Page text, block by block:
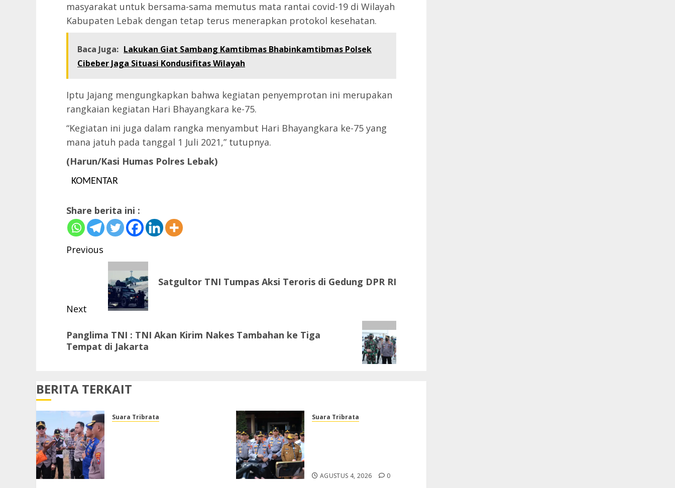
masyarakat untuk bersama-sama memutus mata rantai covid-19 di Wilayah
Kabupaten Lebak dengan tetap terus menerapkan protokol kesehatan.
Baca Juga: Lakukan Giat Sambang Kamtibmas Bhabinkamtibmas Polsek
Cibeber Jaga Situasi Kondusifitas Wilayah
Iptu Jajang mengungkapkan bahwa kegiatan penyemprotan ini merupakan
rangkaian kegiatan Hari Bhayangkara ke-75.
“Kegiatan ini juga dalam rangka menyambut Hari Bhayangkara ke-75 yang
mana jatuh pada tanggal 1 Juli 2021,” tutupnya.
(Harun/Kasi Humas Polres Lebak)
KOMENTAR
Share berita ini :
Post
navigation
Previous
Satgultor TNI Tumpas Aksi Teroris di Gedung DPR RI
Next
post:
Panglima TNI : TNI Akan Kirim Nakes Tambahan ke Tiga
Tempat di Jakarta
BERITA TERKAIT
Suara Tribrata Suara Tribrata
AGUSTUS 4, 2026 0